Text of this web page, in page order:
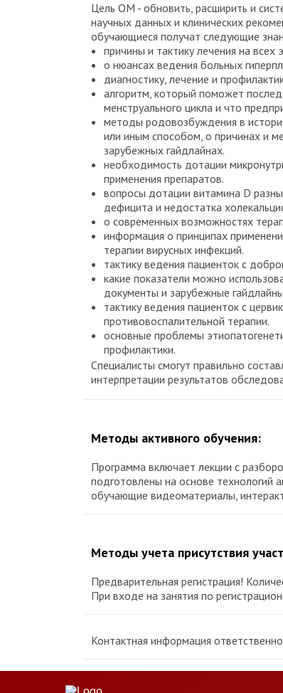
Цель ОМ - обновить, расширить и
научных данных и клинических
обучающиеся получат следующие
причины и тактику лечения на
о нюансах ведения больных
диагностику, лечение и
алгоритм, который поможет
менструального цикла и что
методы родовозбуждения в
или иным способом, о причинах и
зарубежных гайдлайнах.
необходимость дотации
применения препаратов.
вопросы дотации витамина D
дефицита и недостатка
о современных возможностях
информация о принципах
терапии вирусных инфекций.
тактику ведения пациенток с
какие показатели можно
документы и зарубежные
тактику ведения пациенток с
противовоспалительной терапии.
основные проблемы
профилактики.
Специалисты смогут правильно
интерпретации результатов
Методы активного обучения:
Программа включает лекции с
подготовлены на основе технологий
обучающие видеоматериалы,
Методы учета присутствия
Предварительная регистрация!
При входе на занятия по
Контактная информация